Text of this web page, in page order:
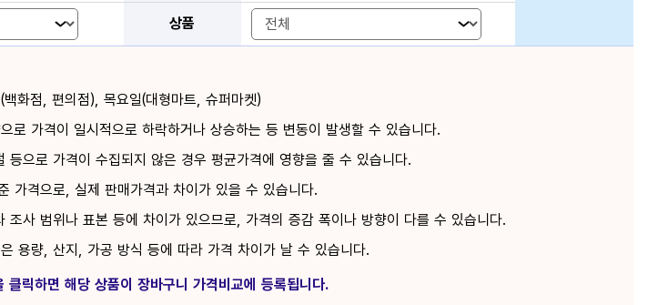
상품
화점, 편의점), 목요일(대형마트, 슈퍼마켓)
로 가격이 일시적으로 하락하거나 상승하는 등 변동이 발생할 수 있습니다.
등으로 가격이 수집되지 않은 경우 평균가격에 영향을 줄 수 있습니다.
가격으로, 실제 판매가격과 차이가 있을 수 있습니다.
조사 범위나 표본 등에 차이가 있으므로, 가격의 증감 폭이나 방향이 다를 수 있습니다.
용량, 산지, 가공 방식 등에 따라 가격 차이가 날 수 있습니다.
클릭하면 해당 상품이 장바구니 가격비교에 등록됩니다.